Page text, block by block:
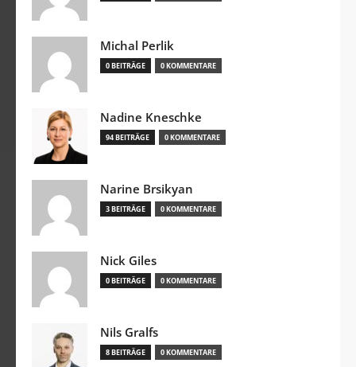
Michal Perlik
0 BEITRÄGE 0 KOMMENTARE
Nadine Kneschke
94 BEITRÄGE 0 KOMMENTARE
Narine Brsikyan
3 BEITRÄGE 0 KOMMENTARE
Nick Giles
0 BEITRÄGE 0 KOMMENTARE
Nils Gralfs
8 BEITRÄGE 0 KOMMENTARE